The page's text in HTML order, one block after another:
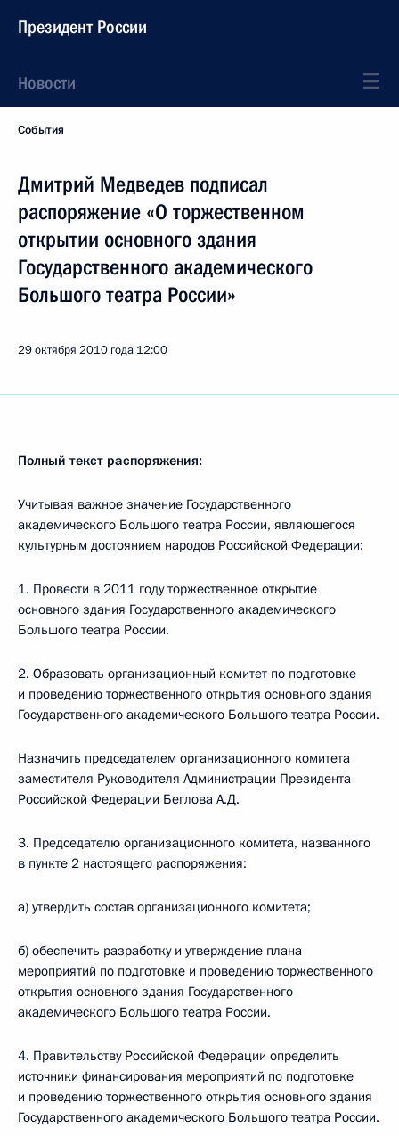
Президент России
Новости
События
Дмитрий Медведев подписал
распоряжение «О торжественном
открытии основного здания
Государственного академического
Большого театра России»
29 октября 2010 года 12:00
Полный текст распоряжения:
Учитывая важное значение Государственного
академического Большого театра России, являющегося
культурным достоянием народов Российской Федерации:
1. Провести в 2011 году торжественное открытие
основного здания Государственного академического
Большого театра России.
2. Образовать организационный комитет по подготовке
и проведению торжественного открытия основного здания
Государственного академического Большого театра России.
Назначить председателем организационного комитета
заместителя Руководителя Администрации Президента
Российской Федерации Беглова А.Д.
3. Председателю организационного комитета, названного
в пункте 2 настоящего распоряжения:
а) утвердить состав организационного комитета;
б) обеспечить разработку и утверждение плана
мероприятий по подготовке и проведению торжественного
открытия основного здания Государственного
академического Большого театра России.
4. Правительству Российской Федерации определить
источники финансирования мероприятий по подготовке
и проведению торжественного открытия основного здания
Государственного академического Большого театра России.